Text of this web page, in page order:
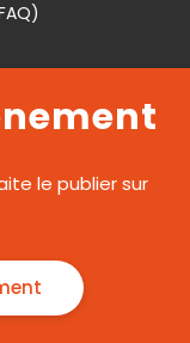
le publier sur